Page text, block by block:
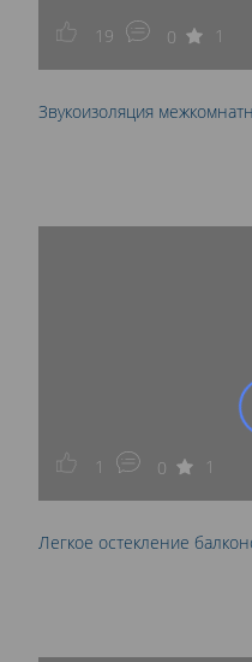
19 0 1
Звукоизоляция
1 0 1
Легкое остекление